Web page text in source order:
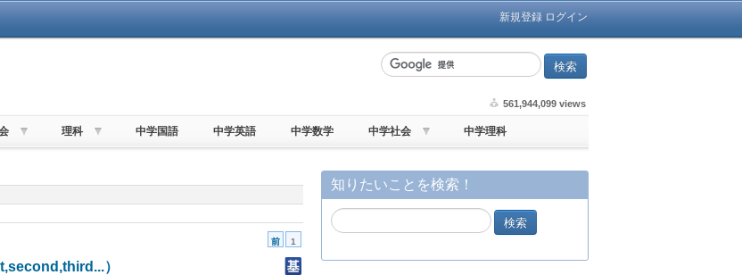
新規登録 ログイン
561,944,099 views
理科 中学国語 中学英語 中学数学 中学社会 中学理科
前 1
）
知りたいことを検索！